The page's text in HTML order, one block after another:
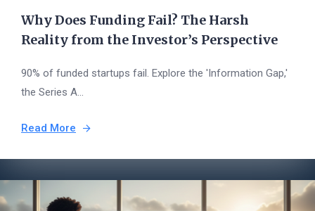
Why Does Funding Fail? The Harsh
Reality from the Investor’s Perspective
90% of funded startups fail. Explore the 'Information Gap,'
the Series A...
Read More